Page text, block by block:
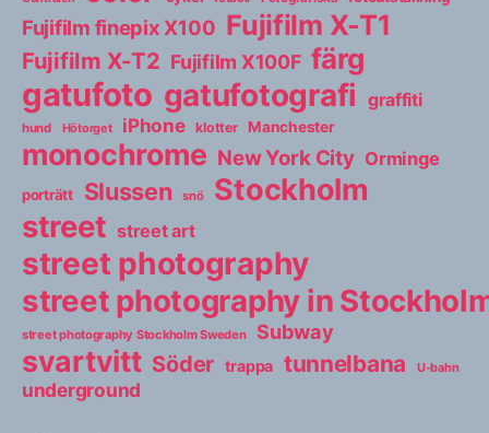
Fujifilm finepix X100 Fujifilm X-T1
Fujifilm X-T2 Fujifilm X100F färg
gatufoto gatufotografi graffiti
hund Hötorget iPhone klotter Manchester
monochrome New York City Orminge
porträtt Slussen snö Stockholm
street street art
street photography
street photography in
street photography Stockholm Sweden Subway
svartvitt Söder trappa tunnelbana U-bahn
underground